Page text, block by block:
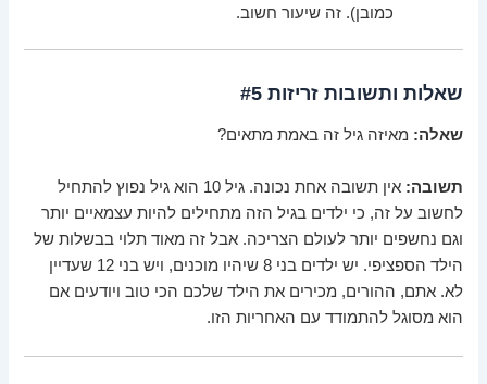
כמובן). זה שיעור חשוב.
שאלות ותשובות זריזות #5
שאלה: מאיזה גיל זה באמת מתאים?
תשובה:
אין תשובה אחת נכונה. גיל 10 הוא גיל נפוץ להתחיל
לחשוב על זה, כי ילדים בגיל הזה מתחילים להיות עצמאיים יותר
וגם נחשפים יותר לעולם הצריכה. אבל זה מאוד תלוי בבשלות של
הילד הספציפי. יש ילדים בני 8 שיהיו מוכנים, ויש בני 12 שעדיין
לא. אתם, ההורים, מכירים את הילד שלכם הכי טוב ויודעים אם
הוא מסוגל להתמודד עם האחריות הזו.